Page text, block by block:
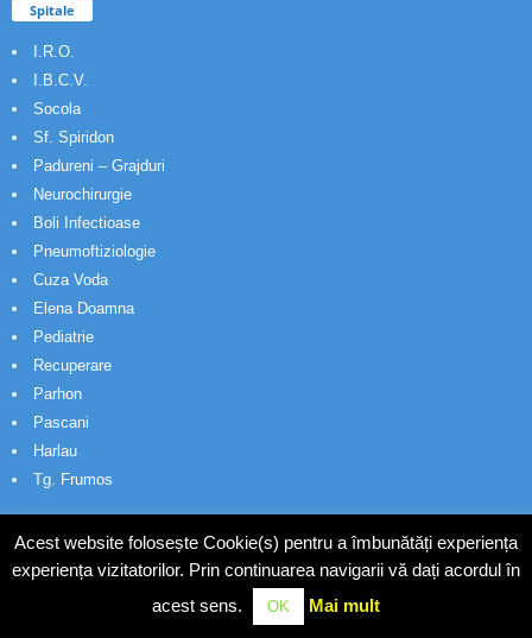
Spitale
I.R.O.
I.B.C.V.
Socola
Sf. Spiridon
Padureni – Grajduri
Neurochirurgie
Boli Infectioase
Pneumoftiziologie
Cuza Voda
Elena Doamna
Pediatrie
Recuperare
Parhon
Pascani
Harlau
Tg. Frumos
© Wakatech
Acest website folosește Cookie(s) pentru a îmbunătăți experiența
experiența vizitatorilor. Prin continuarea navigarii vă dați acordul în
acest sens.
OK Mai mult